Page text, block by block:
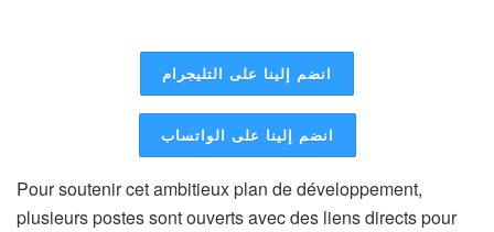
انضم إلينا على التليجرام
انضم إلينا على الواتساب
Pour soutenir cet ambitieux plan de développement,
plusieurs postes sont ouverts avec des liens directs pour